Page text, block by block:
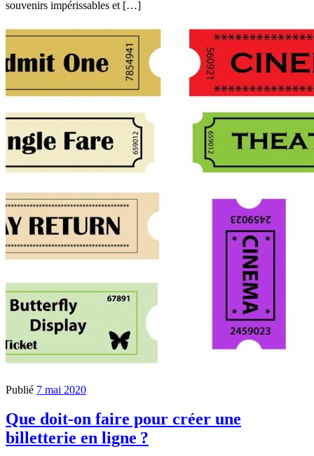
souvenirs impérissables et […]
Publié 7 mai 2020
Que doit-on faire pour créer une
billetterie en ligne ?